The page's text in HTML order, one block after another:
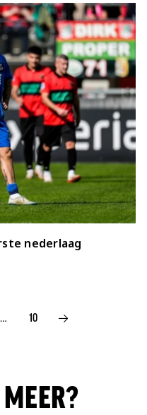
nederlaag
VOLGENDE PAGINA
… 10